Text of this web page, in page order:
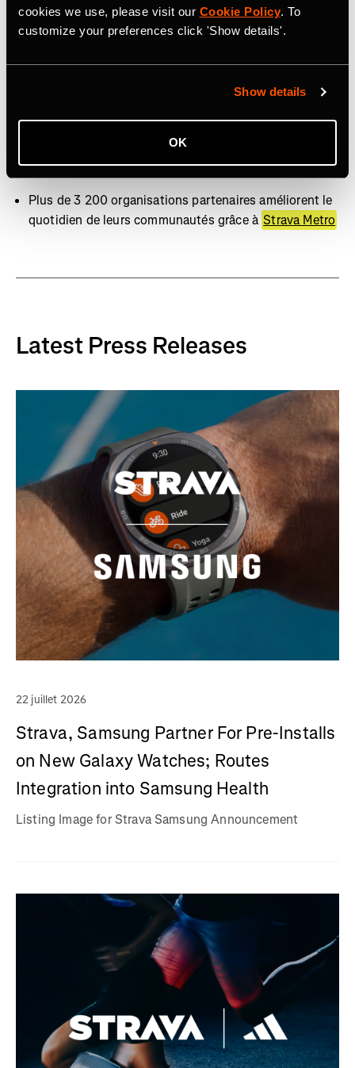
cookies we use, please visit our Cookie Policy. To
customize your preferences click 'Show details'.
Show details
OK
Plus de 30 millions de segments Strava
Quasiment 10 milliards de kudos ont été donnés l’an
Plus de 10 millions de photos et de vidéos sont
partagées chaque semaine
Plus de 3 200 organisations partenaires améliorent le
quotidien de leurs communautés grâce à Strava Metro
Latest Press Releases
22 juillet 2026
Strava, Samsung Partner For Pre-Installs
on New Galaxy Watches; Routes
Integration into Samsung Health
Listing Image for Strava Samsung Announcement